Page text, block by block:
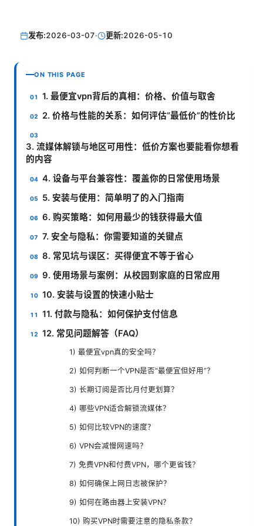
发布:2026-03-07· 更新:2026-05-10
ON THIS PAGE
1. 最便宜vpn背后的真相：价格、价值与取舍
2. 价格与性能的关系：如何评估“最低价”的性价比
3. 流媒体解锁与地区可用性：低价方案也要能看你想看
的内容
4. 设备与平台兼容性：覆盖你的日常使用场景
5. 安装与使用：简单明了的入门指南
6. 购买策略：如何用最少的钱获得最大值
7. 安全与隐私：你需要知道的关键点
8. 常见坑与误区：买得便宜不等于省心
9. 使用场景与案例：从校园到家庭的日常应用
10. 安装与设置的快速小贴士
11. 付款与隐私：如何保护支付信息
12. 常见问题解答（FAQ）
1) 最便宜vpn真的安全吗？
2) 如何判断一个VPN是否“最便宜但好用”？
3) 长期订阅是否比月付更划算？
4) 哪些VPN适合解锁流媒体？
5) 如何比较VPN的速度？
6) VPN会减慢网速吗？
7) 免费VPN和付费VPN，哪个更省钱？
8) 如何确保上网日志被保护？
9) 如何在路由器上安装VPN？
10) 购买VPN时需要注意的隐私条款？